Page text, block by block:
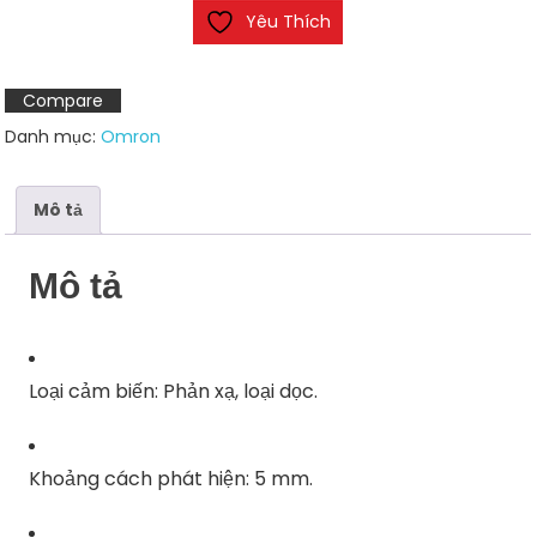
SPY402
số
lượng
Yêu Thích
Compare
Danh mục:Omron
Mô tả
Mô tả
Loại cảm biến: Phản xạ, loại dọc.
Khoảng cách phát hiện: 5 mm.